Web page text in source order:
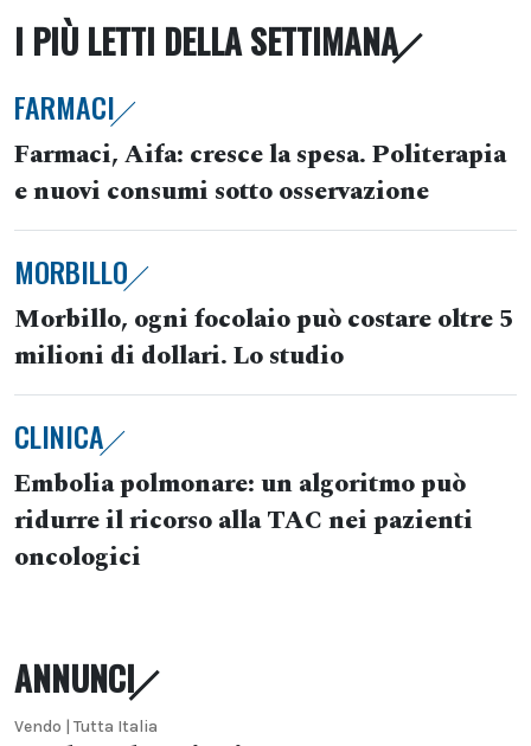
I PIÙ LETTI DELLA SETTIMANA
FARMACI
Farmaci, Aifa: cresce la spesa. Politerapia
e nuovi consumi sotto osservazione
MORBILLO
Morbillo, ogni focolaio può costare oltre 5
milioni di dollari. Lo studio
CLINICA
Embolia polmonare: un algoritmo può
ridurre il ricorso alla TAC nei pazienti
oncologici
ANNUNCI
Vendo | Tutta Italia